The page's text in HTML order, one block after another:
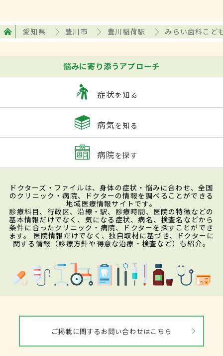
愛知県 豊川市 豊川稲荷駅 みらい歯科こど
悩みに寄り添うアプローチ
症状を知る
病気を知る
病院を探す
ドクターズ・ファイルは、身体の症状・悩みに合わせ、全国
のクリニック・病院、ドクターの情報を調べることができる
地域医療情報サイトです。
診療科目、行政区、沿線・駅、診療時間、医院の特徴などの
基本情報だけでなく、気になる症状、病名、検査名などから
条件に合ったクリニック・病院、ドクターを探すことができ
ます。 医院情報だけでなく、独自取材に基づき、ドクターに
関する情報（診療方針や得意な治療・検査など）も紹介。
ご掲載に関するお問い合わせはこちら